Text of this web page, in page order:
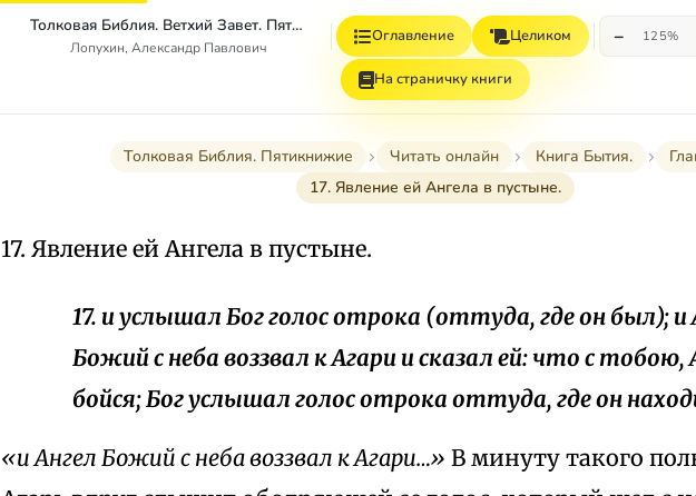
Толковая Библия. Ветхий Завет. Пятикнижие.
Лопухин, Александр Павлович
Оглавление Целиком − 125%
На страничку книги
Толковая Библия. Пятикнижие Читать онлайн Книга Бытия.
17. Явление ей Ангела в пустыне.
17. Явление ей Ангела в пустыне.
17. и услышал Бог голос отрока (оттуда, где он был); и
Божий с неба воззвал к Агари и сказал ей: что с тобою,
бойся; Бог услышал голос отрока оттуда, где он
«и Ангел Божий с неба воззвал к Агари…» В минуту такого